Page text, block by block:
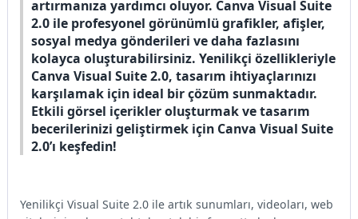
artırmanıza yardımcı oluyor. Canva Visual Suite
2.0 ile profesyonel görünümlü grafikler, afişler,
sosyal medya gönderileri ve daha fazlasını
kolayca oluşturabilirsiniz. Yenilikçi özellikleriyle
Canva Visual Suite 2.0, tasarım ihtiyaçlarınızı
karşılamak için ideal bir çözüm sunmaktadır.
Etkili görsel içerikler oluşturmak ve tasarım
becerilerinizi geliştirmek için Canva Visual Suite
2.0’ı keşfedin!
Yenilikçi Visual Suite 2.0 ile artık sunumları, videoları, web